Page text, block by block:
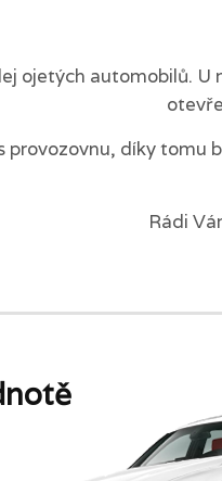
ojetých automobilů.
provozovnu, díky
Rádi